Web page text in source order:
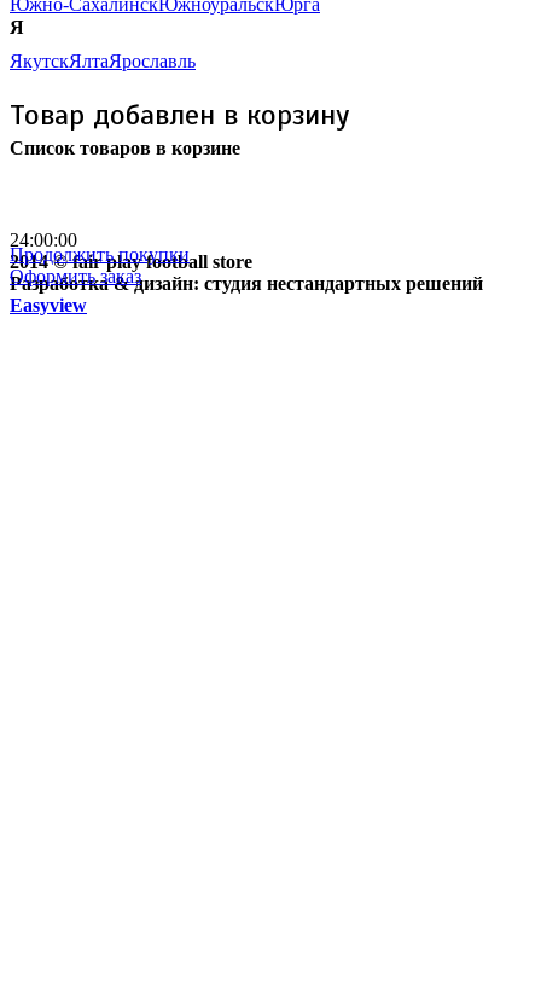
Южно-СахалинскЮжноуральскЮрга
Я
ЯкутскЯлтаЯрославль
Товар добавлен в корзину
Список товаров в корзине
Продолжить покупки
Оформить заказ
24:00:00
2014 © fair play football store
Разработка & дизайн: студия нестандартных решений
Easyview